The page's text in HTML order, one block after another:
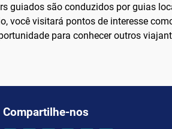
guiados são conduzidos por guias
você visitará pontos de interesse
para conhecer outros
Compartilhe-nos